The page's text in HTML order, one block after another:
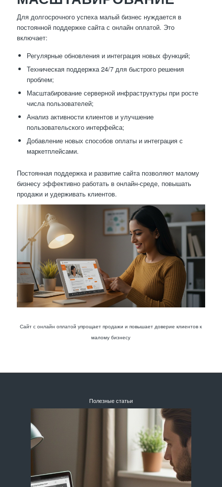
Для долгосрочного успеха малый бизнес нуждается в
постоянной поддержке сайта с онлайн оплатой. Это
включает:
Регулярные обновления и интеграция новых функций;
Техническая поддержка 24/7 для быстрого решения
проблем;
Масштабирование серверной инфраструктуры при росте
числа пользователей;
Анализ активности клиентов и улучшение
пользовательского интерфейса;
Добавление новых способов оплаты и интеграция с
маркетплейсами.
Постоянная поддержка и развитие сайта позволяют малому
бизнесу эффективно работать в онлайн-среде, повышать
продажи и удерживать клиентов.
Сайт с онлайн оплатой упрощает продажи и повышает доверие клиентов к
малому бизнесу
Полезные статьи